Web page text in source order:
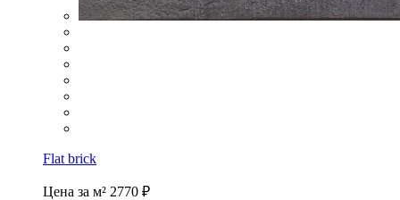
Flat brick
Цена за м² 2770 ₽